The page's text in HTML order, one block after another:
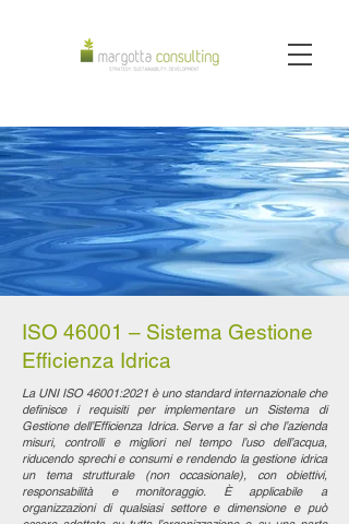
ISO 46001 – Sistema Gestione
Efficienza Idrica
La UNI ISO 46001:2021 è uno standard internazionale che
definisce i requisiti per implementare un Sistema di
Gestione dell’Efficienza Idrica. Serve a far sì che l’azienda
misuri, controlli e migliori nel tempo l’uso dell’acqua,
riducendo sprechi e consumi e rendendo la gestione idrica
un tema strutturale (non occasionale), con obiettivi,
responsabilità e monitoraggio. È applicabile a
organizzazioni di qualsiasi settore e dimensione e può